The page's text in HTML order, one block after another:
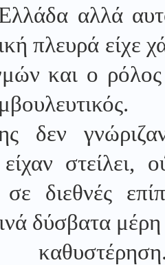
αλλά
πλευρά είχε
και ο
δεν
στείλει,
διεθνές
δύσβατα